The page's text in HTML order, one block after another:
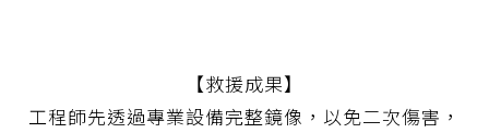
【救援成果】
工程師先透過專業設備完整鏡像，以免二次傷害，